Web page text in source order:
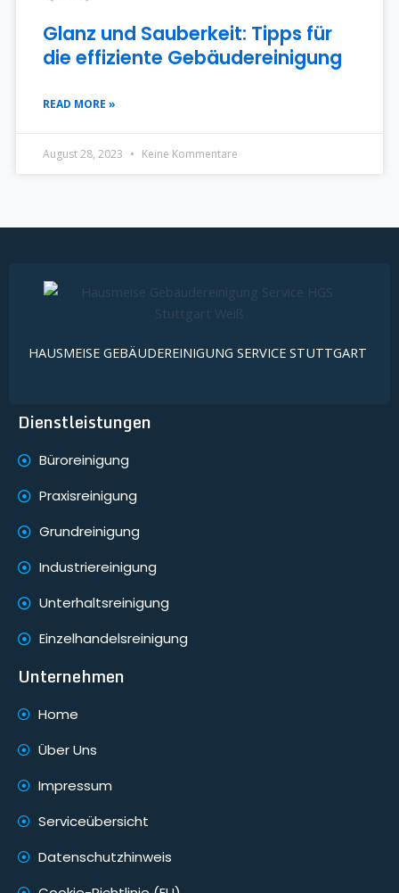
Glanz und Sauberkeit: Tipps für
die effiziente Gebäudereinigung
READ MORE »
August 28, 2023 Keine Kommentare
HAUSMEISE GEBÄUDEREINIGUNG SERVICE STUTTGART
Dienstleistungen
Büroreinigung
Praxisreinigung
Grundreinigung
Industriereinigung
Unterhaltsreinigung
Einzelhandelsreinigung
Unternehmen
Home
Über Uns
Impressum
Serviceübersicht
Datenschutzhinweis